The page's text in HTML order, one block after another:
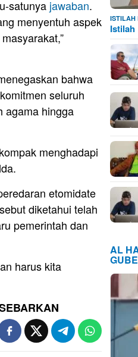
satunya jawaban.
menyentuh aspek
bahwa
seluruh
agama hingga
menghadapi
etomidate
diketahui telah
pemerintah dan
harus kita
ISTILAH
Istilah
AL